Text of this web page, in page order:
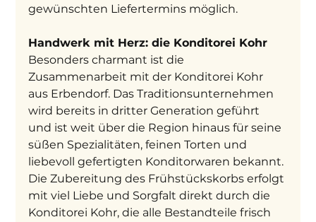
gewünschten Liefertermins möglich.
Handwerk mit Herz: die Konditorei Kohr
Besonders charmant ist die
Zusammenarbeit mit der Konditorei Kohr
aus Erbendorf. Das Traditionsunternehmen
wird bereits in dritter Generation geführt
und ist weit über die Region hinaus für seine
süßen Spezialitäten, feinen Torten und
liebevoll gefertigten Konditorwaren bekannt.
Die Zubereitung des Frühstückskorbs erfolgt
mit viel Liebe und Sorgfalt direkt durch die
Konditorei Kohr, die alle Bestandteile frisch